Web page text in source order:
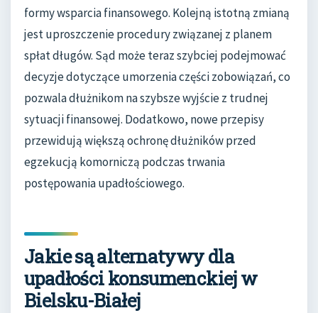
formy wsparcia finansowego. Kolejną istotną zmianą
jest uproszczenie procedury związanej z planem
spłat długów. Sąd może teraz szybciej podejmować
decyzje dotyczące umorzenia części zobowiązań, co
pozwala dłużnikom na szybsze wyjście z trudnej
sytuacji finansowej. Dodatkowo, nowe przepisy
przewidują większą ochronę dłużników przed
egzekucją komorniczą podczas trwania
postępowania upadłościowego.
Jakie są alternatywy dla
upadłości konsumenckiej w
Bielsku-Białej